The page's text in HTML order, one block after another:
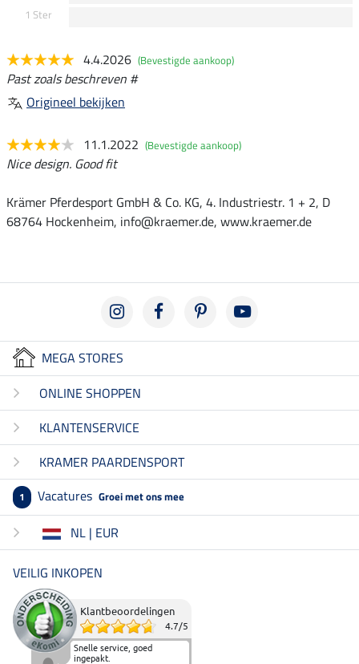
1 Ster
4.4.2026 (Bevestigde aankoop)
Past zoals beschreven #
Origineel bekijken
11.1.2022 (Bevestigde aankoop)
Nice design. Good fit
Krämer Pferdesport GmbH & Co. KG, 4. Industriestr. 1 + 2, D
68764 Hockenheim, info@kraemer.de, www.kraemer.de
MEGA STORES
ONLINE SHOPPEN
KLANTENSERVICE
KRAMER PAARDENSPORT
1 Vacatures Groei met ons mee
NL | EUR
VEILIG INKOPEN
Klantbeoordelingen
4.7/5
Snelle service, goed
ingepakt.